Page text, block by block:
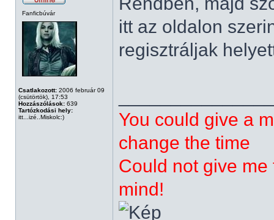
Fanficbúvár
Csatlakozott: 2006 február 09
(csütörtök), 17:53
Hozzászólások: 639
Tartózkodási hely:
itt...izé..Miskolc:)
itt az oldalon
regisztráljak
You could give a
change the time
Could not give
mind!